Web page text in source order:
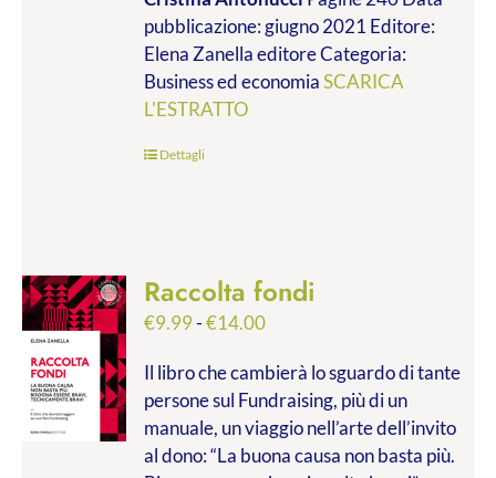
€9.99
a
€28.00
pubblicazione: giugno 2021 Editore:
Elena Zanella editore Categoria:
Business ed economiaSCARICA
L'ESTRATTO
Dettagli
Raccolta fondi
€9.99-€14.00Fascia
prezzo:
da
€9.99
a
Il libro che cambierà lo sguardo di tante
persone sul Fundraising, più di un
manuale, un viaggio nell’arte dell’invito
al dono: “La buona causa non basta più.